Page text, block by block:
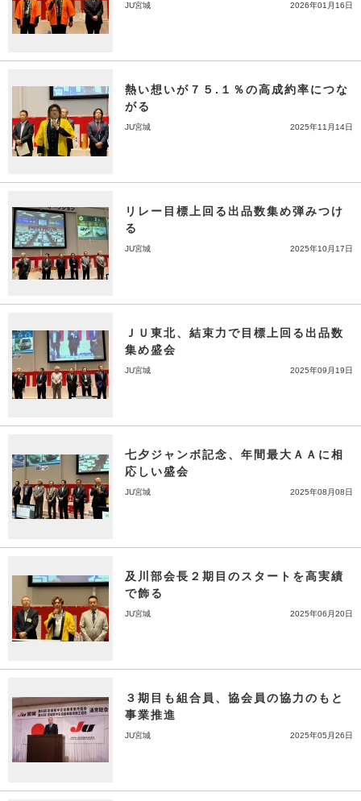
JU宮城 2026年01月16日
熱い想いが７５.１％の高成約率につな
がる
JU宮城 2025年11月14日
リレー目標上回る出品数集め弾みつけ
る
JU宮城 2025年10月17日
ＪＵ東北、結束力で目標上回る出品数
集め盛会
JU宮城 2025年09月19日
七夕ジャンボ記念、年間最大ＡＡに相
応しい盛会
JU宮城 2025年08月08日
及川部会長２期目のスタートを高実績
で飾る
JU宮城 2025年06月20日
３期目も組合員、協会員の協力のもと
事業推進
JU宮城 2025年05月26日